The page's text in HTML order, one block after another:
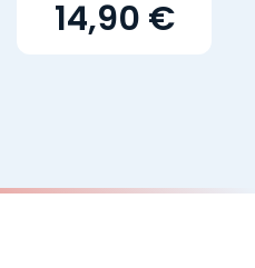
14,90 €